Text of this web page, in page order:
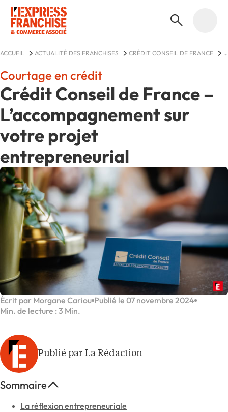
ACCUEIL ACTUALITÉ DES FRANCHISES
CRÉDIT CONSEIL DE FRANCE
Crédit Conseil de France –
L’accompagnement sur
votre projet
entrepreneurial
Courtage en crédit
Écrit par Morgane Cariou Publié le 07 novembre 2024
Min. de lecture : 3 Min.
Publié par La Rédaction
Sommaire
La réflexion entrepreneuriale